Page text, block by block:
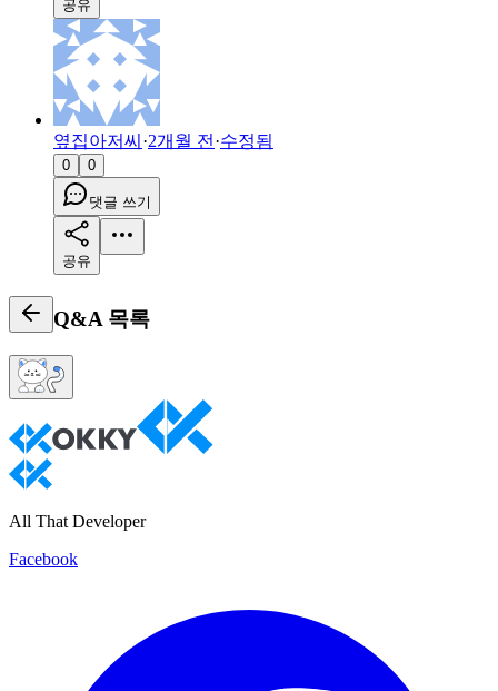
공유
옆집아저씨 ·2개월 전 ·수정됨
0 0
댓글 쓰기
공유
Q&A 목록
All That Developer
Facebook